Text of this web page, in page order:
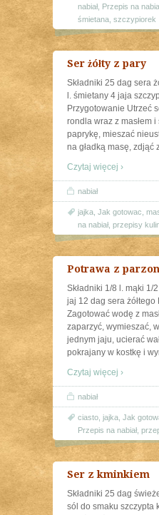
nabiał, Przepis na
śmietana szczypiorek
Ser żółty z pary
Składniki 25 dag sera
l. śmietany 4 jaja
Przygotowanie Utrzeć
rondla wraz z masłem
paprykę, mieszać
na gładką masę, zdjąć
Czytaj więcej ›
nabiał
jajka Jak gotowac
na nabiał, przepisy
Potrawa z
Składniki 1/8 l. mąki 1/
jaj 12 dag sera żółtego
Zagotować wodę z
zaparzyć, wymieszać,
jednym jaju, ucierać
pokrajany w kostkę i
Czytaj więcej ›
nabiał
ciasto jajka Jak
Przepis na nabiał,
Ser z kminkiem
Składniki 25 dag
sól do smaku szczypta